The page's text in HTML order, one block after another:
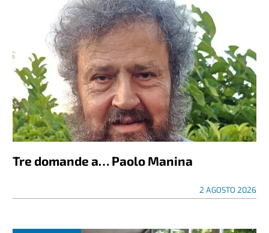
Tre domande a… Paolo Manina
2 AGOSTO 2026